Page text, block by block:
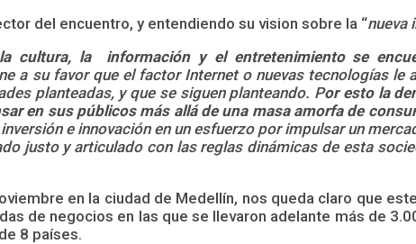
del encuentro, y entendiendo su vision sobre la “nueva
cultura, la información y el entretenimiento se
a su favor que el factor Internet o nuevas tecnologías le
planteadas, y que se siguen planteando. Por esto la
en sus públicos más allá de una masa amorfa de
e innovación en un esfuerzo por impulsar un
justo y articulado con las reglas dinámicas de esta
en la ciudad de Medellín, nos queda claro que
de negocios en las que se llevaron adelante más de
8 países.